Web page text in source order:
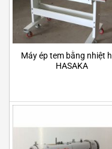
Máy ép tem bằng nhiệt
HASAKA